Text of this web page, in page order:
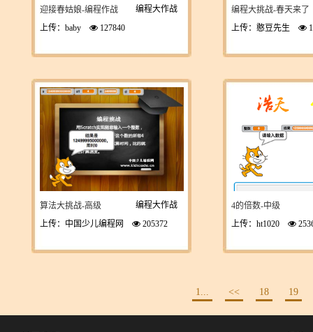
迎接春姑娘-编程作战
编程大作战
上传：baby
127840
编程大挑战-春天来了
上传：憨豆先生
算法大挑战-高级
编程大作战
上传：中国少儿编程网
205372
4的倍数-中级
上传：ht1020
1... << 18 19